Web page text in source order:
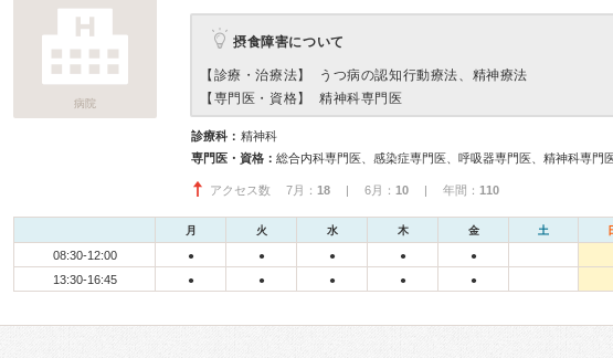
病院
摂食障害について
【診療・治療法】
うつ病の認知行動療法、精神療法
【専門医・資格】
精神科専門医
診療科： 精神科
専門医・資格： 総合内科専門医、感染症専門医、呼吸器専門医、精神科専門
アクセス数 7月： 18 | 6月： 10 | 年間： 110
月 火 水 木 金 土
08:30-12:00 ● ● ● ● ●
13:30-16:45 ● ● ● ● ●